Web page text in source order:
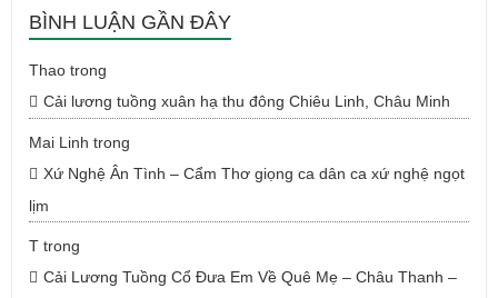
BÌNH LUẬN GẦN ĐÂY
Thao trong
Cải lương tuồng xuân hạ thu đông Chiêu Linh, Châu Minh
Mai Linh trong
Xứ Nghệ Ân Tình – Cẩm Thơ giọng ca dân ca xứ nghệ ngọt
lịm
T trong
Cải Lương Tuồng Cổ Đưa Em Về Quê Mẹ – Châu Thanh –